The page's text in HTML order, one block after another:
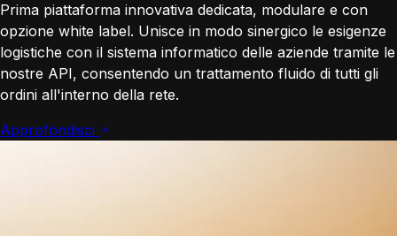
Prima piattaforma innovativa dedicata, modulare e con
opzione white label. Unisce in modo sinergico le esigenze
logistiche con il sistema informatico delle aziende tramite le
nostre API, consentendo un trattamento fluido di tutti gli
ordini all'interno della rete.
Approfondisci